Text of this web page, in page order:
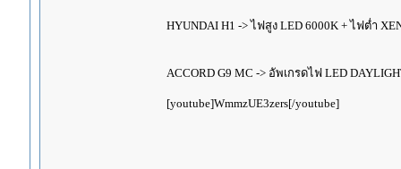
HYUNDAI H1 -> ไฟสูง LED 6000K + ไฟต่ำ
ACCORD G9 MC -> อัพเกรดไฟ LED
[youtube]WmmzUE3zers[/youtube]